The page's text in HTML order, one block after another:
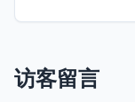
访客留言